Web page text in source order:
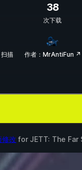
38
次下载
描 作者：MrAntiFun ↗
改 for JETT: The Far